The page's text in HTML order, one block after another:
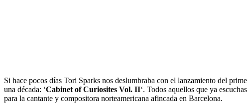
Si hace pocos días Tori Sparks nos deslumbraba con el lanzamiento del
una década: ‘Cabinet of Curiosites Vol. II‘. Todos aquellos que ya
para la cantante y compositora norteamericana afincada en Barcelona.